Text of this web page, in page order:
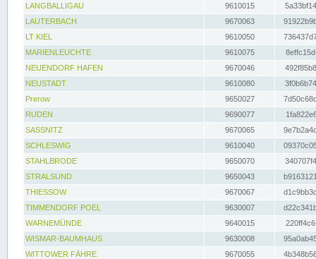
LANGBALLIGAU
9610015
LAUTERBACH
9670063
LT KIEL
9610050
MARIENLEUCHTE
9610075
NEUENDORF HAFEN
9670046
NEUSTADT
9610080
Prerow
9650027
RUDEN
9690077
SASSNITZ
9670065
SCHLESWIG
9610040
STAHLBRODE
9650070
STRALSUND
9650043
THIESSOW
9670067
TIMMENDORF POEL
9630007
WARNEMÜNDE
9640015
WISMAR-BAUMHAUS
9630008
WITTOWER FÄHRE
9670055